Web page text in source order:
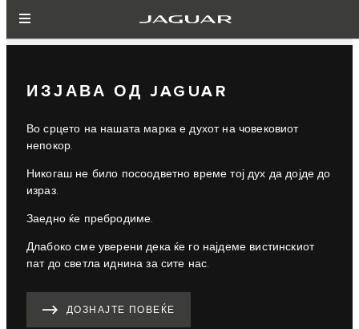
ИЗЈАВА ОД JAGUAR
Во срцето на нашата марка е духот на човековиот
непокор.
Никогаш не било посоодветно време тој дух да дојде до
израз.
Заедно ќе пребродиме.
Длабоко сме уверени дека ќе го најдеме вистинскиот
пат до светла иднина за сите нас.
ДОЗНАЈТЕ ПОВЕЌЕ